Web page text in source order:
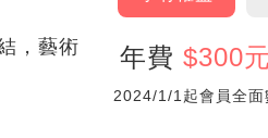
，藝術 享有權益
年費 $300
2024/1/1起會員全面